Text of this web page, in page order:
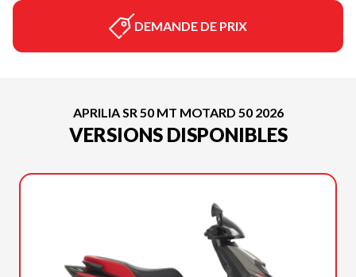
DEMANDE DE PRIX
APRILIA SR 50 MT MOTARD 50 2026
VERSIONS DISPONIBLES